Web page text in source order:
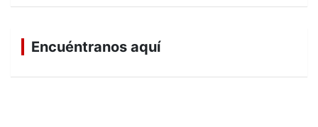
Encuéntranos aquí